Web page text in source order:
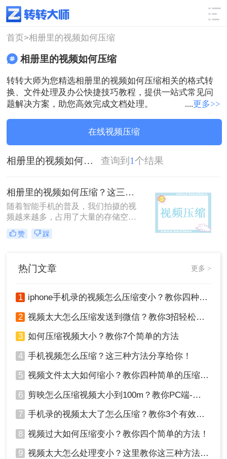
使用技巧 筛选
首页>相册里的视频如何压缩
相册里的视频如何压缩
转转大师为您精选相册里的视频如何压缩相关的格式转
换、文件处理及办公快捷技巧教程，提供一站式常见问
题解决方案，助您高效完成文档处理。
....更多>>
在线视频压缩
相册里的视频如何压缩 查询到 1个结果
相册里的视频如何压缩？这三个方法好用又简单！
随着智能手机的普及，我们拍摄的视
频越来越多，占用了大量的存储空
间。为了节省空间并方便分享，我们
经常需要对相册里的视频进行压缩。
赞 踩
热门文章 更多 >
1 iphone手机录的视频怎么压缩变小？教你四种压缩方法！
2 视频太大怎么压缩发送到微信？教你3招轻松搞定！
3 如何压缩视频大小？教你7个简单的方法
4 手机视频怎么压缩？这三种方法分享给你！
5 视频文件太大如何缩小？教你四种简单的压缩方法！
6 剪映怎么压缩视频大小到100m？教你PC端-移动端压缩方式！
7 手机录的视频太大了怎么压缩？教你3个有效压缩方法！
8 视频过大如何压缩变小？教你四个简单的方法！
9 视频太大怎么处理变小？这里教你这三种方法!！